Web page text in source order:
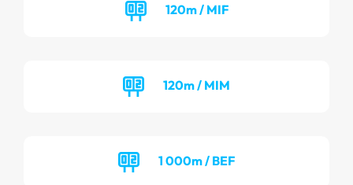
120m / MIF
120m / MIM
1 000m / BEF